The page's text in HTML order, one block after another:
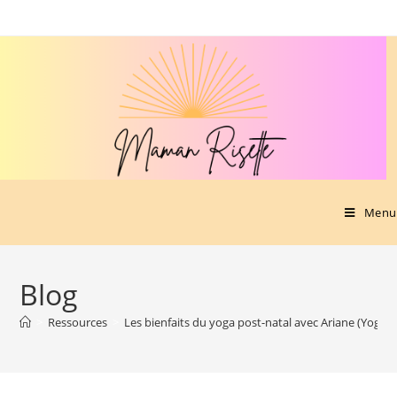
Menu
Blog
Ressources Les bienfaits du yoga post-natal avec Ariane (Yoga